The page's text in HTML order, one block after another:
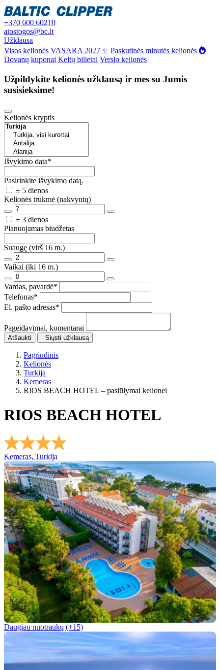
+370 600 60210
atostogos@bc.lt
Užklausa
Visos kelionės VASARA 2027 ✨ Paskutinės minutės kelionės
Dovanų kuponai Keltų bilietai Verslo kelionės
Užpildykite kelionės užklausą ir mes su Jumis
susisieksime!
Kelionės kryptis
Išvykimo data*
Pasirinkite išvykimo datą.
± 5 dienos
Kelionės trukmė (nakvynių)
± 3 dienos
Planuojamas biudžetas
Suaugę (virš 16 m.)
Vaikai (iki 16 m.)
Vardas, pavardė*
Telefonas*
El. pašto adresas*
Pageidavimai, komentarai
Atšaukti Siųsti užklausą
Pagrindinis
Kelionės
Turkija
Kemeras
RIOS BEACH HOTEL – pasiūlymai kelionei
RIOS BEACH HOTEL
Kemeras, Turkija
Daugiau nuotraukų (+15)